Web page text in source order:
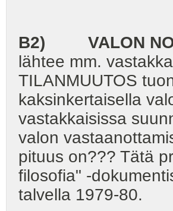
B2) VALON
lähtee mm.
TILANMUUTOS
kaksinkertaisella
vastakkaisissa
valon
pituus on??? Tätä
filosofia" -
talvella 1979-80.